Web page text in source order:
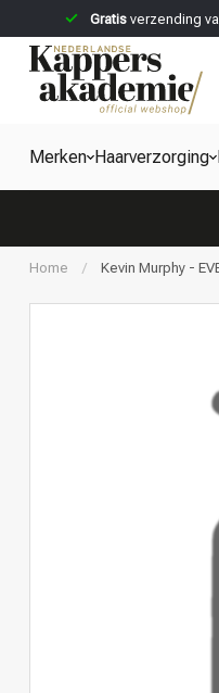
Gratisverzending
Merken Haarverzorging
Home / Kevin Murphy -